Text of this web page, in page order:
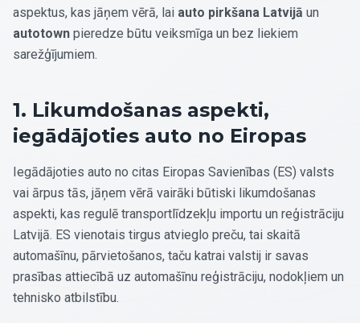
aspektus, kas jāņem vērā, lai auto pirkšana Latvijā un
autotown pieredze būtu veiksmīga un bez liekiem
sarežģījumiem.
1. Likumdošanas aspekti,
iegādājoties auto no Eiropas
Iegādājoties auto no citas Eiropas Savienības (ES) valsts
vai ārpus tās, jāņem vērā vairāki būtiski likumdošanas
aspekti, kas regulē transportlīdzekļu importu un reģistrāciju
Latvijā. ES vienotais tirgus atvieglo preču, tai skaitā
automašīnu, pārvietošanos, taču katrai valstij ir savas
prasības attiecībā uz automašīnu reģistrāciju, nodokļiem un
tehnisko atbilstību.